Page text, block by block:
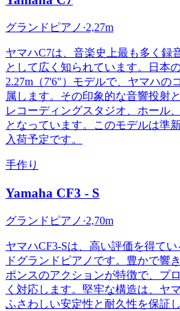
グランドピアノ ·2,27m
ヤマハC7は、音楽史上最も多く録
として広く知られています。日本
2.27m（7'6"）モデルで、ヤマハの
属します。その印象的な音響投射
レコーディングスタジオ、ホール
となっています。このモデルは準
入荷予定です。
手作り
Yamaha CF3 - S
グランドピアノ ·2,70m
ヤマハCF3-Sは、高い評価を得て
ドグランドピアノです。豊かで響
ポンスのアクションが特徴で、プ
く対応します。堅牢な構造は、ヤ
ふさわしい安定性と耐久性を保証